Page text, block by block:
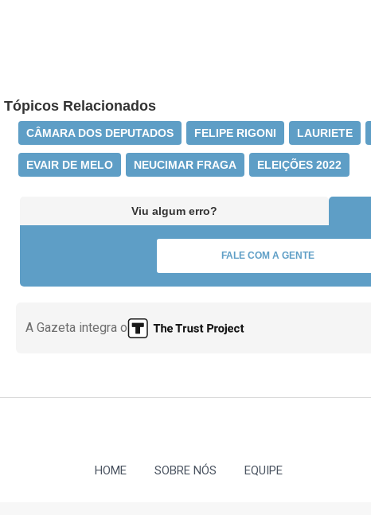
Tópicos Relacionados
CÂMARA DOS DEPUTADOS FELIPE RIGONI LAURIETE
EVAIR DE MELO NEUCIMAR FRAGA ELEIÇÕES 2022
Viu algum erro?
FALE COM A GENTE
A Gazeta integra o
HOME SOBRE NÓS EQUIPE